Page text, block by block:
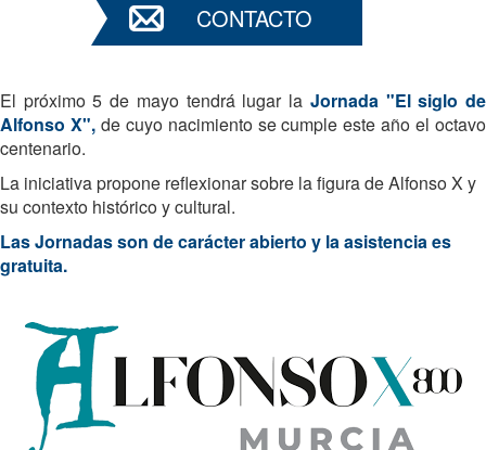
CONTACTO
El próximo 5 de mayo tendrá lugar la Jornada "El siglo de
Alfonso X", de cuyo nacimiento se cumple este año el octavo
centenario.
La iniciativa propone reflexionar sobre la figura de Alfonso X y
su contexto histórico y cultural.
Las Jornadas son de carácter abierto y la asistencia es
gratuita.